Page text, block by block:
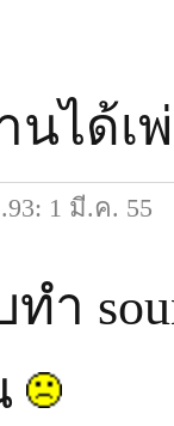
นได้เ
1 มี.ค. 55
ำ